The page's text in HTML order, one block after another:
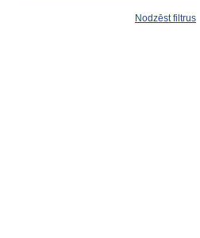
Nodzēst filtrus